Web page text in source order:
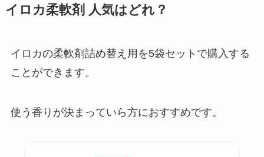
ガールズドントクライはどこで買
える？店舗は？オンラインでの買
ビニでの値段も調査！
イロカ柔軟剤 人気はどれ？
イロカの柔軟剤詰め替え用を5袋セットで購入する
ことができます。
使う香りが決まっていら方におすすめです。